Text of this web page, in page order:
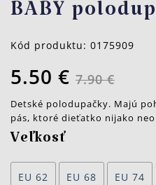
BABY
Kód produktu: 0175909
5.50 € 7.90 €
Detské polodupačky. Majú
pás, ktoré dieťatko nijako
Veľkosť
EU 62 EU 68 EU 74